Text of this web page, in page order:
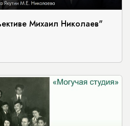
Михаил Николаев"